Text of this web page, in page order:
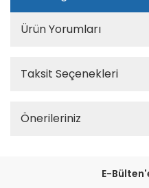
Ürün Yorumları
Taksit Seçenekleri
Önerileriniz
E-